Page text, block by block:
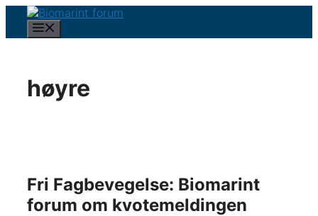
Hopp
innhold
høyre
Fri Fagbevegelse: Biomarint
forum om kvotemeldingen